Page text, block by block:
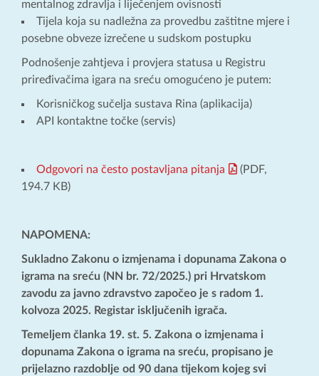
mentalnog zdravlja i liječenjem ovisnosti
Tijela koja su nadležna za provedbu zaštitne mjere i
posebne obveze izrečene u sudskom postupku
Podnošenje zahtjeva i provjera statusa u Registru
priređivačima igara na sreću omogućeno je putem:
Korisničkog sučelja sustava Rina (aplikacija)
API kontaktne točke (servis)
Odgovori na često postavljana pitanja
(PDF,
194.7 KB)
NAPOMENA:
Sukladno Zakonu o izmjenama i dopunama Zakona o
igrama na sreću (NN br. 72/2025.) pri Hrvatskom
zavodu za javno zdravstvo započeo je s radom 1.
kolvoza 2025. Registar isključenih igrača.
Temeljem članka 19. st. 5. Zakona o izmjenama i
dopunama Zakona o igrama na sreću, propisano je
prijelazno razdoblje od 90 dana tijekom kojeg svi